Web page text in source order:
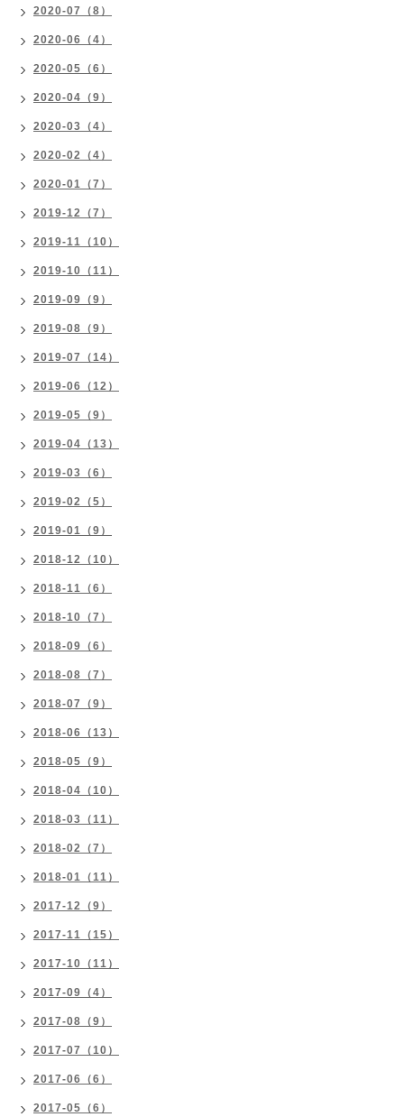
2020-07（8）
2020-06（4）
2020-05（6）
2020-04（9）
2020-03（4）
2020-02（4）
2020-01（7）
2019-12（7）
2019-11（10）
2019-10（11）
2019-09（9）
2019-08（9）
2019-07（14）
2019-06（12）
2019-05（9）
2019-04（13）
2019-03（6）
2019-02（5）
2019-01（9）
2018-12（10）
2018-11（6）
2018-10（7）
2018-09（6）
2018-08（7）
2018-07（9）
2018-06（13）
2018-05（9）
2018-04（10）
2018-03（11）
2018-02（7）
2018-01（11）
2017-12（9）
2017-11（15）
2017-10（11）
2017-09（4）
2017-08（9）
2017-07（10）
2017-06（6）
2017-05（6）